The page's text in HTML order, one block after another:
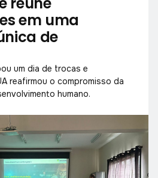
em uma
de
um dia de trocas e
reafirmou o compromisso da
humano.